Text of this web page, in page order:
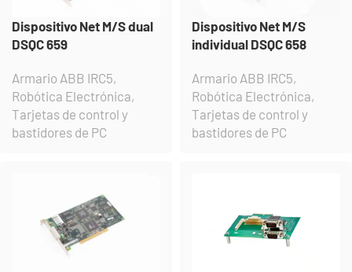
Dispositivo Net M/S dual
DSQC 659
Armario ABB IRC5,
Robótica Electrónica,
Tarjetas de control y
bastidores de PC
Dispositivo Net M/S
individual DSQC 658
Armario ABB IRC5,
Robótica Electrónica,
Tarjetas de control y
bastidores de PC